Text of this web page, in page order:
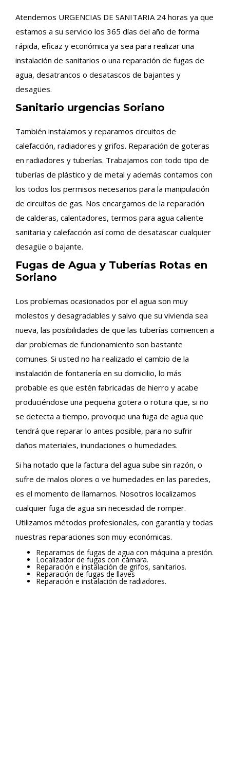
Atendemos URGENCIAS DE SANITARIA 24 horas ya que
estamos a su servicio los 365 días del año de forma
rápida, eficaz y económica ya sea para realizar una
instalación de sanitarios o una reparación de fugas de
agua, desatrancos o desatascos de bajantes y
desagües.
Sanitario urgencias Soriano
También instalamos y reparamos circuitos de
calefacción, radiadores y grifos. Reparación de goteras
en radiadores y tuberías. Trabajamos con todo tipo de
tuberías de plástico y de metal y además contamos con
los todos los permisos necesarios para la manipulación
de circuitos de gas. Nos encargamos de la reparación
de calderas, calentadores, termos para agua caliente
sanitaria y calefacción así como de desatascar cualquier
desagüe o bajante.
Fugas de Agua y Tuberías Rotas en
Soriano
Los problemas ocasionados por el agua son muy
molestos y desagradables y salvo que su vivienda sea
nueva, las posibilidades de que las tuberías comiencen a
dar problemas de funcionamiento son bastante
comunes. Si usted no ha realizado el cambio de la
instalación de fontanería en su domicilio, lo más
probable es que estén fabricadas de hierro y acabe
produciéndose una pequeña gotera o rotura que, si no
se detecta a tiempo, provoque una fuga de agua que
tendrá que reparar lo antes posible, para no sufrir
daños materiales, inundaciones o humedades.
Si ha notado que la factura del agua sube sin razón, o
sufre de malos olores o ve humedades en las paredes,
es el momento de llamarnos. Nosotros localizamos
cualquier fuga de agua sin necesidad de romper.
Utilizamos métodos profesionales, con garantía y todas
nuestras reparaciones son muy económicas.
Reparamos de fugas de agua con máquina a presión.
Localizador de fugas con cámara.
Reparación e instalación de grifos, sanitarios.
Reparación de fugas de llaves
Reparación e instalación de radiadores.